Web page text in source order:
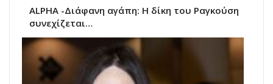
ALPHA -Διάφανη αγάπη: Η δίκη του Ραγκούση
συνεχίζεται…